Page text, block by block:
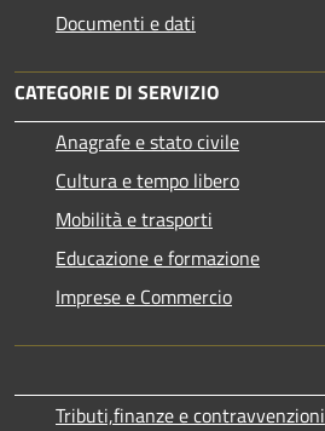
Documenti e dati
CATEGORIE DI SERVIZIO
Anagrafe e stato civile
Cultura e tempo libero
Mobilità e trasporti
Educazione e formazione
Imprese e Commercio
Tributi,finanze e contravvenzioni